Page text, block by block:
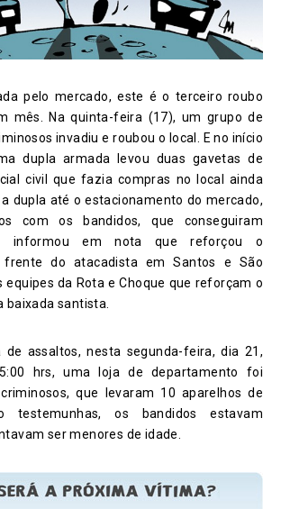
pelo mercado, este é o terceiro roubo
mês. Na quinta-feira (17), um grupo de
invadiu e roubou o local. E no início
dupla armada levou duas gavetas de
civil que fazia compras no local ainda
dupla até o estacionamento do mercado,
com os bandidos, que conseguiram
informou em nota que reforçou o
frente do atacadista em Santos e São
equipes da Rota e Choque que reforçam o
baixada santista.
de assaltos, nesta segunda-feira, dia 21,
hrs, uma loja de departamento foi
que levaram 10 aparelhos de
testemunhas, os bandidos estavam
ser menores de idade.